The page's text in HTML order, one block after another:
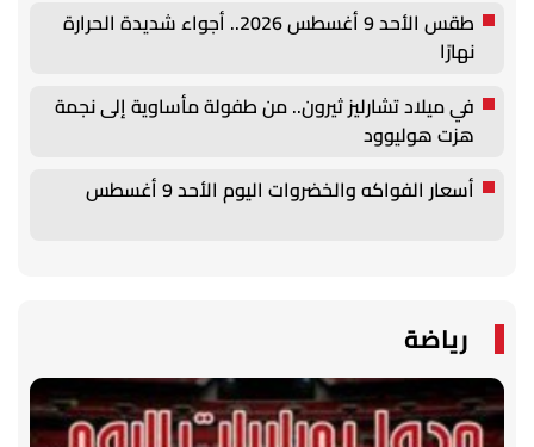
طقس الأحد 9 أغسطس 2026.. أجواء شديدة الحرارة
نهارًا
في ميلاد تشارليز ثيرون.. من طفولة مأساوية إلى نجمة
هزت هوليوود
أسعار الفواكه والخضروات اليوم الأحد 9 أغسطس
رياضة